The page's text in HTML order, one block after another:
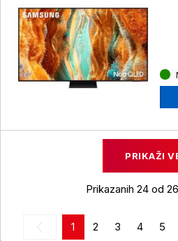
PRIKAŽI
Prikazanih 24 od
1 2 3 4 5